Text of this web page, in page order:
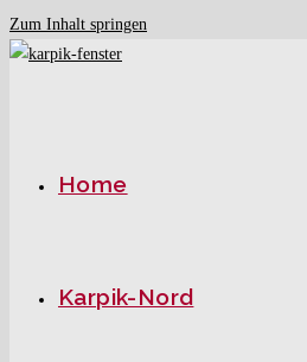
Zum Inhalt springen
Home
Karpik-Nord